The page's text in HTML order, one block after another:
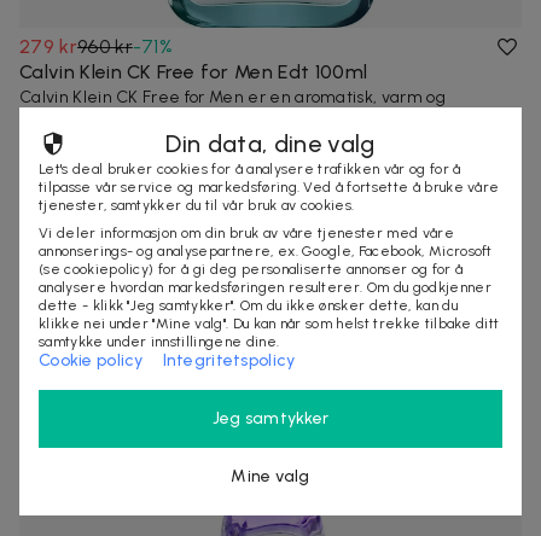
279 kr960 kr-71%
Calvin Klein CK Free for Men Edt 100ml
Calvin Klein CK Free for Men er en aromatisk, varm og
4,1 (43)
900+ kjøpte
Din data, dine valg
Let's deal bruker cookies for å analysere trafikken vår og for å
tilpasse vår service og markedsføring. Ved å fortsette å bruke våre
tjenester, samtykker du til vår bruk av cookies.
Vi deler informasjon om din bruk av våre tjenester med våre
annonserings- og analysepartnere, ex. Google, Facebook, Microsoft
(se cookiepolicy) for å gi deg personaliserte annonser og for å
analysere hvordan markedsføringen resulterer. Om du godkjenner
dette - klikk "Jeg samtykker". Om du ikke ønsker dette, kan du
klikke nei under "Mine valg". Du kan når som helst trekke tilbake ditt
samtykke under innstillingene dine.
Cookie policy Integritetspolicy
Jeg samtykker
Mine valg